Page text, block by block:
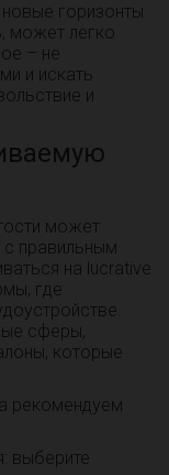
горизонты
может легко
– не
и искать
и
может
с правильным
на lucrative
где
сферы,
которые
рекомендуем
выберите